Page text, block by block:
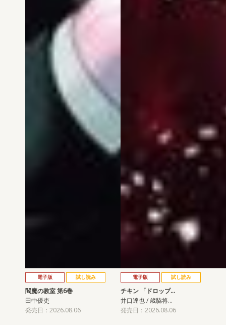
電子版 試し読み
閻魔の教室 第6巻
田中優吏
発売日：2026.08.06
電子版 試し読み
チキン 「ドロップ…
井口達也 / 歳脇将…
発売日：2026.08.06